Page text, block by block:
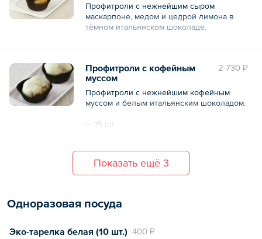
Профитроли с нежнейшим сыром
маскарпоне, медом и цедрой лимона в
тёмном итальянском шоколаде.
— 15 шт.
Общий вес – 300 г 2 730 ₽
Профитроли с кофейным
муссом
Профитроли с нежнейшим кофейным
муссом и белым итальянским шоколадом.
— 15 шт.
Показать ещё 3
Одноразовая посуда
400 ₽
Эко-тарелка белая (10 шт.)